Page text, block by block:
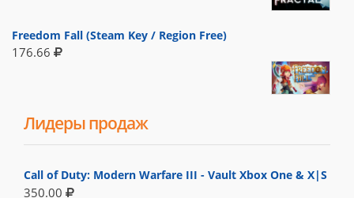
Freedom Fall (Steam Key / Region Free)
176.66
Лидеры продаж
Call of Duty: Modern Warfare III - Vault Xbox One & X|S
350.00